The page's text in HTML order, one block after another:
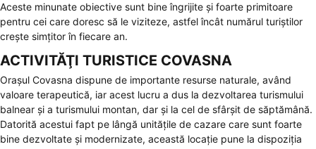
Aceste minunate obiective sunt bine îngrijite și foarte primitoare
pentru cei care doresc să le viziteze, astfel încât numărul turiștilor
crește simțitor în fiecare an.
ACTIVITĂŢI TURISTICE COVASNA
Orașul Covasna dispune de importante resurse naturale, având
valoare terapeutică, iar acest lucru a dus la dezvoltarea turismului
balnear și a turismului montan, dar și la cel de sfârșit de săptămână.
Datorită acestui fapt pe lângă unitățile de cazare care sunt foarte
bine dezvoltate și modernizate, această locație pune la dispoziția